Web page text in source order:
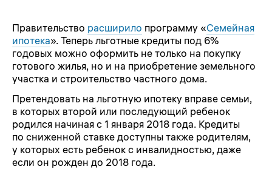
Правительство расширило программу «Семейная
ипотека». Теперь льготные кредиты под 6%
годовых можно оформить не только на покупку
готового жилья, но и на приобретение земельного
участка и строительство частного дома.
Претендовать на льготную ипотеку вправе семьи,
в которых второй или последующий ребенок
родился начиная с 1 января 2018 года. Кредиты
по сниженной ставке доступны также родителям,
у которых есть ребенок с инвалидностью, даже
если он рожден до 2018 года.